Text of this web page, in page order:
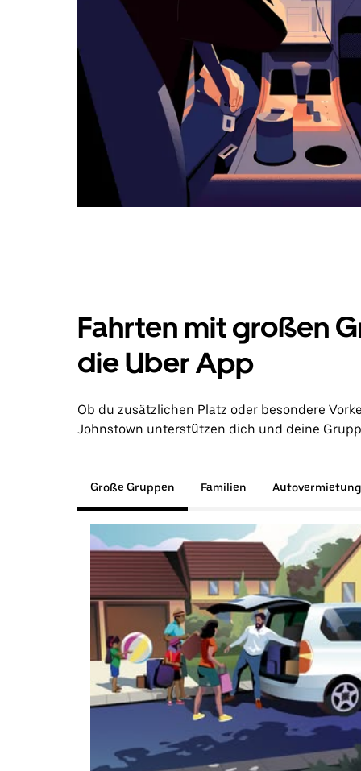
Fahrten mit großen
die Uber App
Ob du zusätzlichen Platz oder besondere
Johnstown unterstützen dich und deine
Große Gruppen Familien